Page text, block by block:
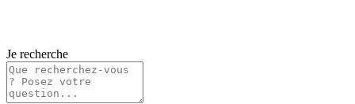
Je recherche